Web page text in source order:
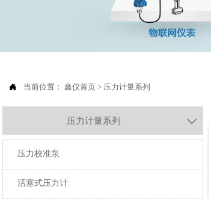
 当前位置：鑫仪首页 > 压力计量系列
压力计量系列 
压力校准泵
活塞式压力计